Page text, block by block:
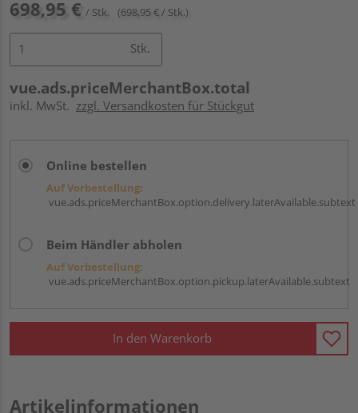
698,95 € / Stk. (698,95 € / Stk.)
Stk.
vue.ads.priceMerchantBox.total
inkl. MwSt. zzgl. Versandkosten für Stückgut
Online bestellen
Auf Vorbestellung:
vue.ads.priceMerchantBox.option.delivery.laterAvailable.subtext
Beim Händler abholen
Auf Vorbestellung:
vue.ads.priceMerchantBox.option.pickup.laterAvailable.subtext
In den Warenkorb
Artikelinformationen